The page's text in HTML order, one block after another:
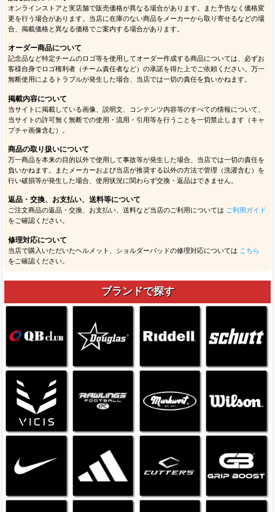
オンラインストアと実店舗で販売価格が異なる場合があります。また予告なく価格変
更を行う場合があります。当店に在庫のない商品をメーカーから取り寄せるなどの場
合、掲載価格と異なる価格でご案内する場合があります。
オーダー商品について
記念品など特定チームのロゴ等を使用してオーダー作成する商品については、必ずお
客様自身でロゴ権利者（チーム責任者など）の承諾を得た上でご依頼ください。万一
無断使用によるトラブルが発生した場合、当店では一切の責任を負いかねます。
掲載内容について
当サイトに掲載している画像、説明文、コンテンツ内容等のすべての情報について、
当サイトの許可無く無断での使用・流用・引用等を行うことを一切禁止します（キャ
プチャ画像含む）。
商品の取り扱いについて
万一商品を本来の目的以外で使用して事故等が発生した場合、当店では一切の責任を
負いかねます。またメーカーおよび当店が推奨する以外の方法で管理（洗濯含む）を
行い破損等が発生した場合、使用状況に関わらず交換・返品はできません。
返品・交換、お支払い、送料等について
ご注文商品の返品・交換、お支払い、送料など当店のご利用については ご利用ガイド
をご確認ください。
修理対応について
当店で購入いただいたヘルメット、ショルダーパッドの修理対応については こちら
をご確認ください。
ブランドで探す